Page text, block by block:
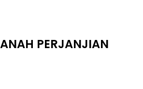
PERJANJIAN